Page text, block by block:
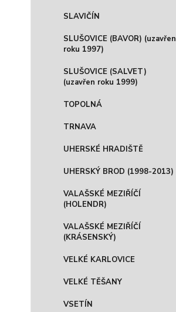
SLAVIČÍN
SLUŠOVICE (BAVOR) (uzavřen
roku 1997)
SLUŠOVICE (SALVET)
(uzavřen roku 1999)
TOPOLNÁ
TRNAVA
UHERSKÉ HRADIŠTĚ
UHERSKÝ BROD (1998-2013)
VALAŠSKÉ MEZIŘÍČÍ
(HOLENDR)
VALAŠSKÉ MEZIŘÍČÍ
(KRÁSENSKÝ)
VELKÉ KARLOVICE
VELKÉ TĚŠANY
VSETÍN